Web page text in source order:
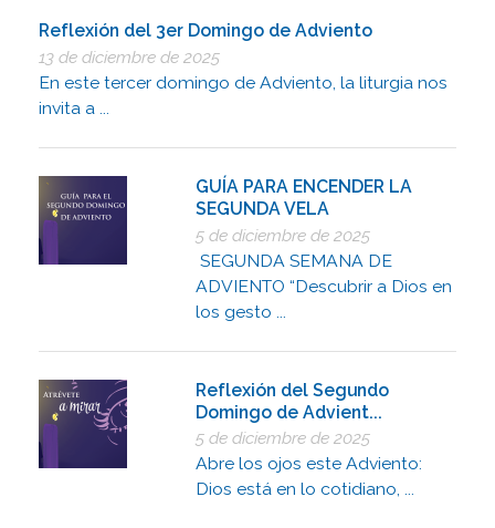
Reflexión del 3er Domingo de Adviento
13 de diciembre de 2025
En este tercer domingo de Adviento, la liturgia nos
invita a ...
GUÍA PARA ENCENDER LA
SEGUNDA VELA
5 de diciembre de 2025
SEGUNDA SEMANA DE
ADVIENTO “Descubrir a Dios en
los gesto ...
Reflexión del Segundo
Domingo de Advient...
5 de diciembre de 2025
Abre los ojos este Adviento:
Dios está en lo cotidiano, ...